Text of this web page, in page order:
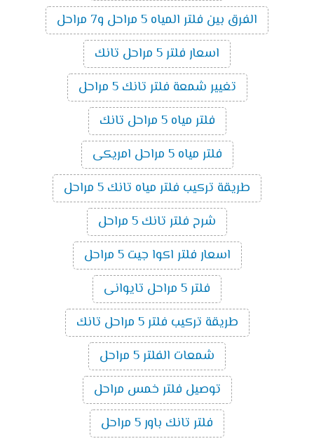
الفرق بين فلتر المياه 5 مراحل و7 مراحل
اسعار فلتر 5 مراحل تانك
تغيير شمعة فلتر تانك 5 مراحل
فلتر مياه 5 مراحل تانك
فلتر مياه 5 مراحل امريكى
طريقة تركيب فلتر مياه تانك 5 مراحل
شرح فلتر تانك 5 مراحل
اسعار فلتر اكوا جيت 5 مراحل
فلتر 5 مراحل تايوانى
طريقة تركيب فلتر 5 مراحل تانك
شمعات الفلتر 5 مراحل
توصيل فلتر خمس مراحل
فلتر تانك باور 5 مراحل